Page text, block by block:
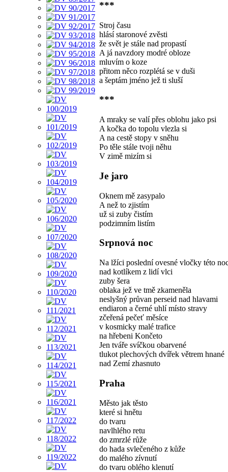
***
Stroj času
hlásí staronové zvěsti
že svět je stále nad propastí
A já navzdory modré obloze
mluvím o koze
přitom něco rozplétá se v duši
a šeptám jméno jež ti sluší
***
A mraky se valí přes oblohu jako psi
A kočka do topolu vlezla si
A na cestě stopy v sněhu
Po těle stále tvoji něhu
V zimě mizím si
Je jaro
Oknem mě zasypalo
A než to zjistím
už si zuby čistím
podzimním listím
Srpnová noc
Na lžíci poslední ovesné vločky této
nad kotlíkem z lidí vlci
zuby šera
oblaka jež ve tmě zkameněla
neslyšný průvan perseid nad hlavami
endiaron a černé uhlí místo stravy
zčeřená pečeť měsíce
v kosmicky malé trafice
na hřebeni Končeto
Jen tváře svíčkou obarvené
tlukot plechových dvířek větrem hnané
nad Zemí zhasnuto
Praha
Město jak těsto
které si hnětu
do tvaru
navlhlého retu
do zmrzlé růže
do hada svlečeného z kůže
do malého zívnutí
do tvaru oblého klenutí